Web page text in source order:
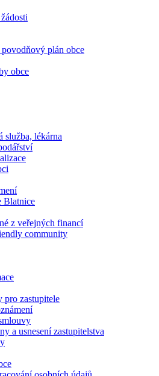
plán obce
obce
služba, lékárna
Blatnice
z veřejných financí
community
pro zastupitele
a usnesení zastupitelstva